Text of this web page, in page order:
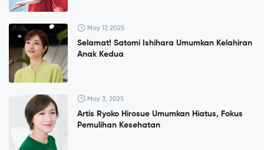
May 17, 2025
Selamat! Satomi Ishihara Umumkan Kelahiran
Anak Kedua
May 3, 2025
Artis Ryoko Hirosue Umumkan Hiatus, Fokus
Pemulihan Kesehatan